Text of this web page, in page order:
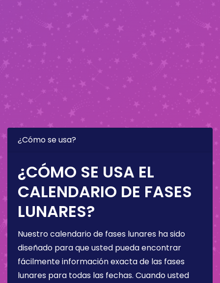
¿Cómo se usa?
¿CÓMO SE USA EL
CALENDARIO DE FASES
LUNARES?
Nuestro calendario de fases lunares ha sido
diseñado para que usted pueda encontrar
fácilmente información exacta de las fases
lunares para todas las fechas. Cuando usted